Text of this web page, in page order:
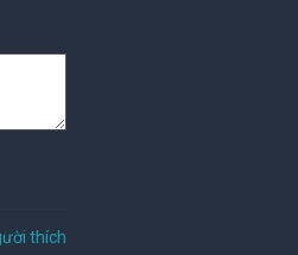
thích